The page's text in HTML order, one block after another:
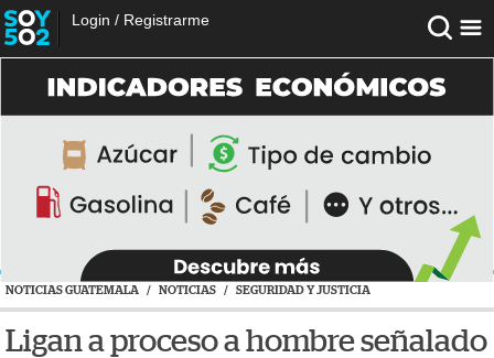
Login / Registrarme
NOTICIAS GUATEMALA / NOTICIAS / SEGURIDAD Y JUSTICIA
Ligan a proceso a hombre señalado